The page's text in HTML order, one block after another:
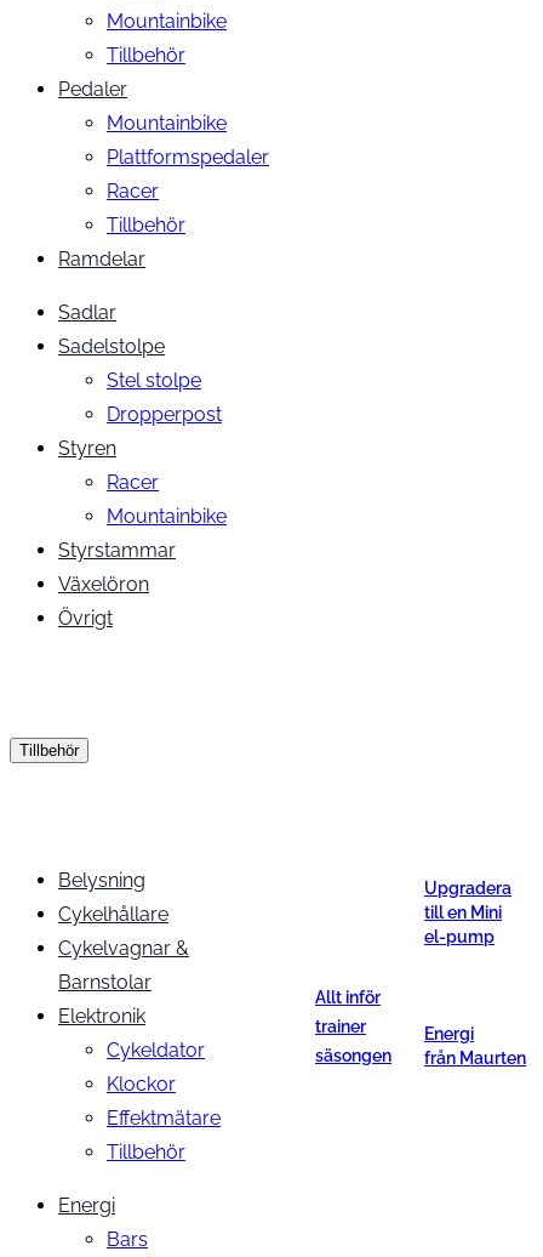
Mountainbike
Tillbehör
Pedaler
Mountainbike
Plattformspedaler
Racer
Tillbehör
Ramdelar
Sadlar
Sadelstolpe
Stel stolpe
Dropperpost
Styren
Racer
Mountainbike
Styrstammar
Växelöron
Övrigt
Tillbehör
Belysning
Cykelhållare
Cykelvagnar &
Barnstolar
Elektronik
Cykeldator
Klockor
Effektmätare
Tillbehör
Energi
Bars
Allt inför
trainer
säsongen
Upgradera
till en Mini
el-pump
Energi
från Maurten